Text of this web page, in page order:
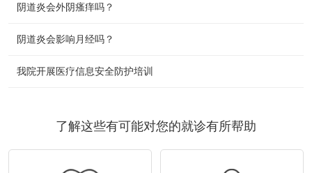
阴道炎会外阴瘙痒吗​？
​​阴道炎会影响月经吗​？
我院开展医疗信息安全防护培训
了解这些有可能对您的就诊有所帮助